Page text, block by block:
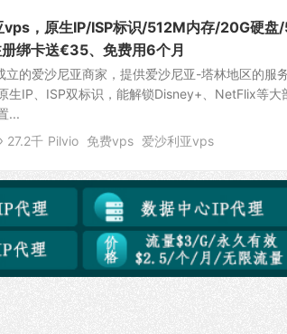
vps，原生IP/ISP标识/512M内存/20G硬
绑卡送€35、免费用6个月
立的爱沙尼亚商家，提供爱沙尼亚-塔林地区的服
生IP、ISP双标识，能解锁Disney+、NetFlix等大
...
27.2千 Pilvio 免费vps 爱沙利亚vps